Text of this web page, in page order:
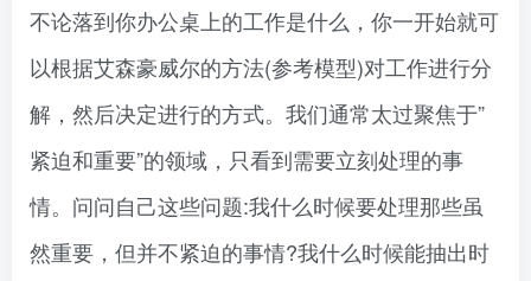
不论落到你办公桌上的工作是什么，你一开始就可
以根据艾森豪威尔的方法(参考模型)对工作进行分
解，然后决定进行的方式。我们通常太过聚焦于”
紧迫和重要”的领域，只看到需要立刻处理的事
情。问问自己这些问题:我什么时候要处理那些虽
然重要，但并不紧迫的事情?我什么时候能抽出时